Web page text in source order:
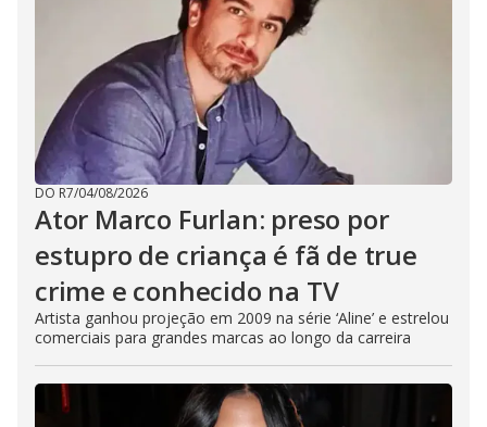
DO R7/04/08/2026
Ator Marco Furlan: preso por
estupro de criança é fã de true
crime e conhecido na TV
Artista ganhou projeção em 2009 na série ‘Aline’ e estrelou
comerciais para grandes marcas ao longo da carreira